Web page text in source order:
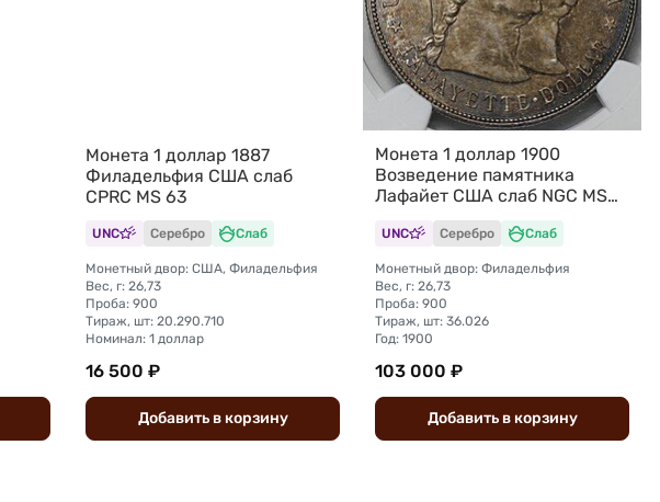
Монета 1 доллар 1887
Филадельфия США слаб
CPRC MS 63
UNC Серебро Слаб
Монетный двор: США, Филадельфия
Вес, г: 26,73
Проба: 900
Тираж, шт: 20.290.710
Номинал: 1 доллар
16 500 ₽
Добавить вкорзину
Монета 1 доллар 1900
Возведение памятника
Лафайет США слаб NGC MS
UNC Серебро Слаб
Монетный двор: Филадельфия
Вес, г: 26,73
Проба: 900
Тираж, шт: 36.026
Год: 1900
103 000 ₽
Добавить вкорзину